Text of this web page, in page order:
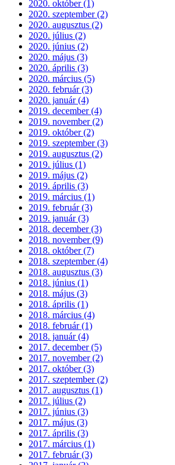
2020. október (1)
2020. szeptember (2)
2020. augusztus (2)
2020. július (2)
2020. június (2)
2020. május (3)
2020. április (3)
2020. március (5)
2020. február (3)
2020. január (4)
2019. december (4)
2019. november (2)
2019. október (2)
2019. szeptember (3)
2019. augusztus (2)
2019. július (1)
2019. május (2)
2019. április (3)
2019. március (1)
2019. február (3)
2019. január (3)
2018. december (3)
2018. november (9)
2018. október (7)
2018. szeptember (4)
2018. augusztus (3)
2018. június (1)
2018. május (3)
2018. április (1)
2018. március (4)
2018. február (1)
2018. január (4)
2017. december (5)
2017. november (2)
2017. október (3)
2017. szeptember (2)
2017. augusztus (1)
2017. július (2)
2017. június (3)
2017. május (3)
2017. április (3)
2017. március (1)
2017. február (3)